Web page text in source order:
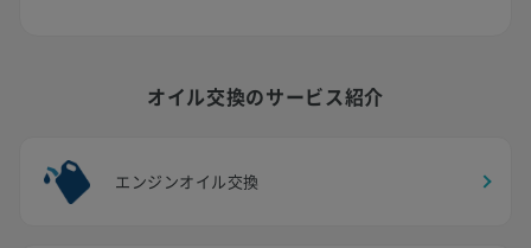
オイル交換のサービス紹介
エンジンオイル交換